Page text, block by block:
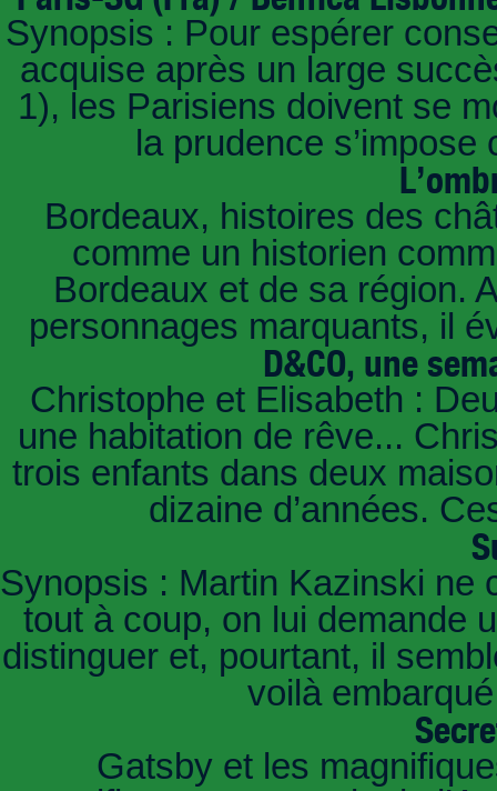
Synopsis : Pour espérer
acquise après un large
1), les Parisiens doivent se
la prudence
Bordeaux, histoires des
comme un historien
Bordeaux et de sa région.
personnages marquants, il
D&CO, une
Christophe et Elisabeth :
une habitation de rêve...
trois enfants dans deux
dizaine d’années.
Synopsis : Martin Kazinski ne
tout à coup, on lui demande
distinguer et, pourtant, il
voilà
Gatsby et les